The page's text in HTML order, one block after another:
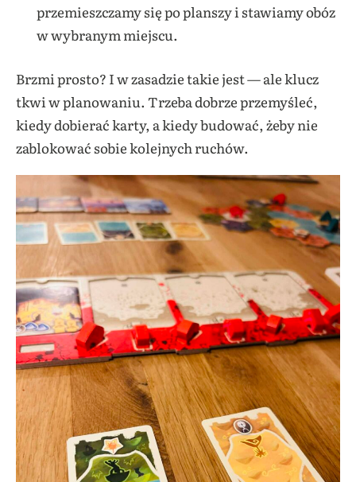
przemieszczamy się po planszy i stawiamy obóz
w wybranym miejscu.
Brzmi prosto? I w zasadzie takie jest — ale klucz
tkwi w planowaniu. Trzeba dobrze przemyśleć,
kiedy dobierać karty, a kiedy budować, żeby nie
zablokować sobie kolejnych ruchów.